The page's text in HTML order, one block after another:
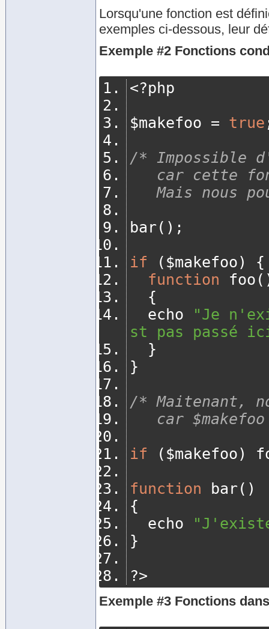
Lorsqu'une fonction est
exemples ci-dessous, leur
Exemple #2 Fonctions
<?php
$makefoo = true
/* Impossible
car cette
Mais nous
bar ();
if
( $makefoo)
{
function foo
{
	echo
"Je
st pas passé
}
}
/* Maitenant,
car
if
( $makefoo)
function bar ()
{
  echo
}
?>
Exemple #3 Fonctions